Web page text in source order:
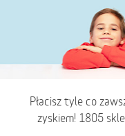
Płacisz tyle co
zyskiem! 1805